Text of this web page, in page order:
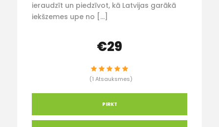
ieraudzīt un piedzīvot, kā Latvijas garākā
iekšzemes upe no […]
€29
(1 Atsauksmes)
PIRKT